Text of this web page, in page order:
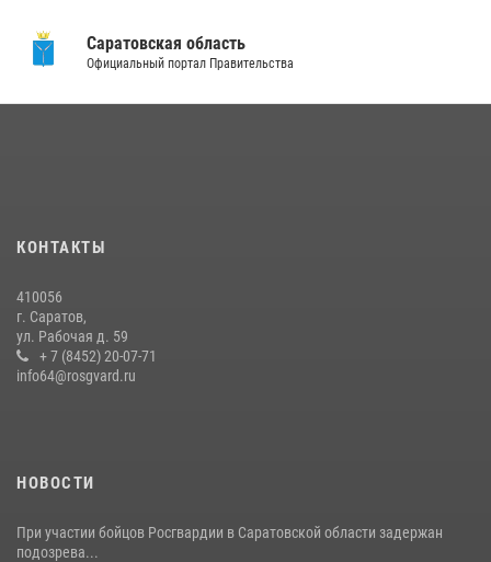
В Саратовской области сотрудники Росгвардии помогли вернуться
Росгвардии состоялся праздничный молебен, посвященный Дню
Крещения Руси
28 июля 2026, 13:25
05 августа 2026, 12:55
Саратовская область
Официальный портал Правительства
КОНТАКТЫ
410056
г. Саратов,
ул. Рабочая д. 59
+ 7 (8452) 20-07-71
info64@rosgvard.ru
НОВОСТИ
При участии бойцов Росгвардии в Саратовской области задержан
подозрева...